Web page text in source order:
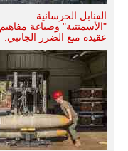
القنابل الخرسانية
"الأسمنتية" وصياغة مفاهيم
عقيدة منع الضرر الجانبي.